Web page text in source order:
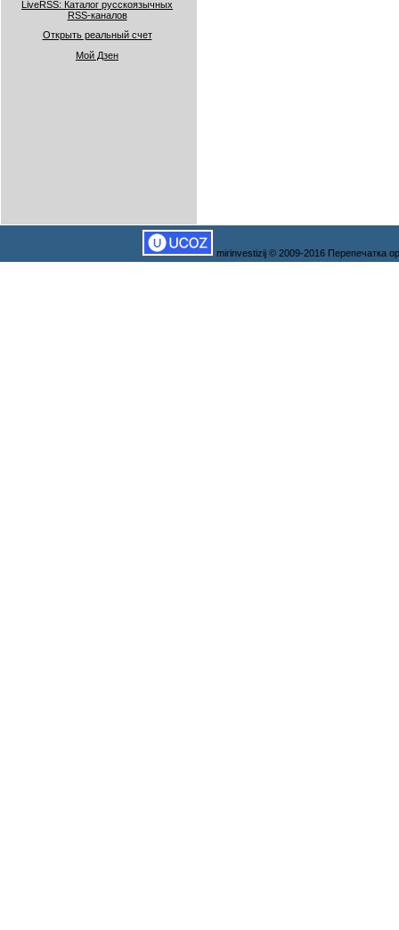
LiveRSS: Каталог русскоязычных
RSS-каналов
Открыть реальный счет
Мой Дзен
mirinvestizij © 2009-2016 Перепечатка